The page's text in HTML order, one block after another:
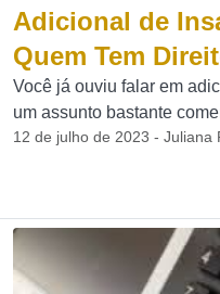
Adicional de
Quem Tem
Você já ouviu falar em
um assunto bastante
12 de julho de 2023 - Juliana